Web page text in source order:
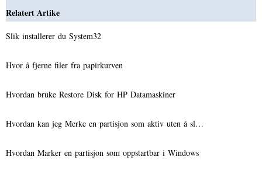
Relatert Artike
Slik installerer du System32
Hvor å fjerne filer fra papirkurven
Hvordan bruke Restore Disk for HP Datamaskiner
Hvordan kan jeg Merke en partisjon som aktiv uten å sl…
Hvordan Marker en partisjon som oppstartbar i Windows